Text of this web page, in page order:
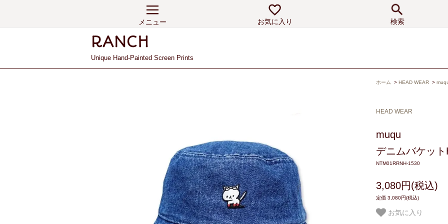
メニュー お気に入り 検索
Unique Hand-Painted Screen Prints
ホーム > HEAD WEAR >
HEAD WEAR
muqu
デニムバケット
NTM01RRNH-1530
3,080円(税込)
定価 3,080円(税込)
お気に入り